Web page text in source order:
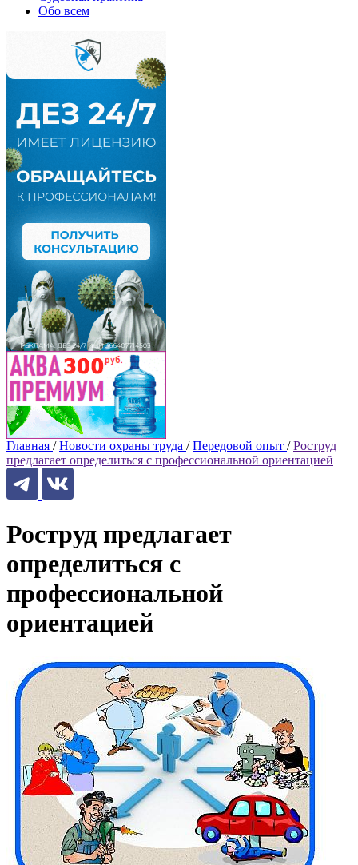
Обо всем
Главная / Новости охраны труда / Передовой опыт / Роструд
предлагает определиться с профессиональной ориентацией
Роструд предлагает
определиться с
профессиональной
ориентацией